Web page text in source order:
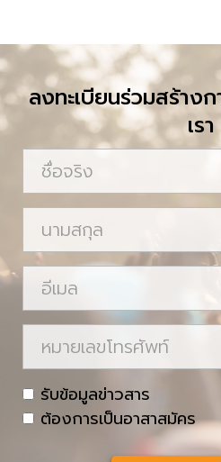
ลงทะเบียนร่วมสร้าง
เรา
จ
ง
ม
กุ
ม
า
ย
เ
c
h
รับข้อมูลข่าวสาร
ต้องการเป็นอาสาสมัคร